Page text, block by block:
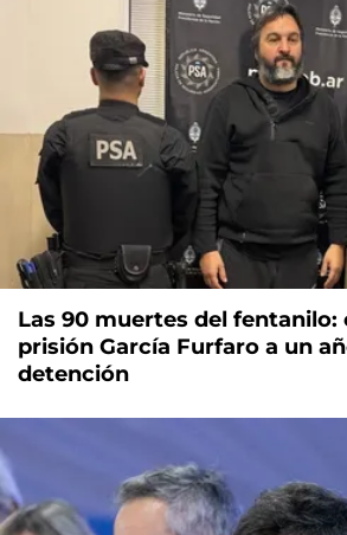
Las 90 muertes del fentanilo:
prisión García Furfaro a un
detención